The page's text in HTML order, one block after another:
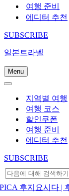
여행 준비
에디터 추천
SUBSCRIBE
일본트라벨
Menu
내
게
뉴
내
지역별 여행
여행 코스
할인쿠폰
여행 준비
에디터 추천
SUBSCRIBE
다
음
에